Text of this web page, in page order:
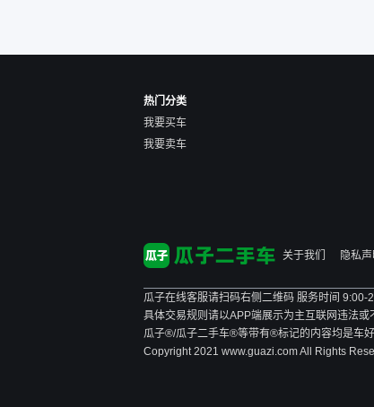
热门分类
我要买车
我要卖车
关于我们
隐私声
瓜子在线客服请扫码右侧二维码 服务时间 9:00-
具体交易规则请以APP端展示为主 互联网违法
瓜子®/瓜子二手车®等带有®标记的内容均是车
Copyright 2021 www.guazi.com All Rights